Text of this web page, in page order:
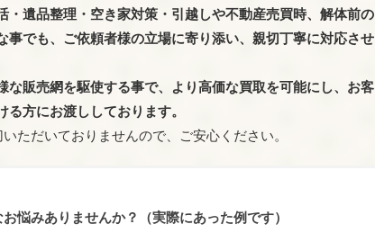
・遺品整理・空き家対策・引越しや不動産売買時、解体前の
でも、 ご依頼者様の立場に寄り添い、親切丁寧に対応させ
な販売網を駆使する事で、より高価な買取を可能にし、お客
方にお渡ししております。
ただいておりませんので、ご安心ください。
悩みありませんか？（実際にあった例です）